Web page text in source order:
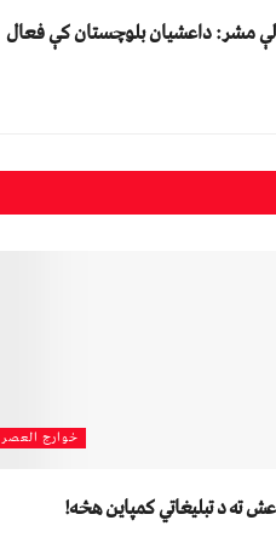
مشر: داعشيان بلوچستان کې فعال
خوارج العصر
ته د تبلیغاتي کمپاين هڅه!